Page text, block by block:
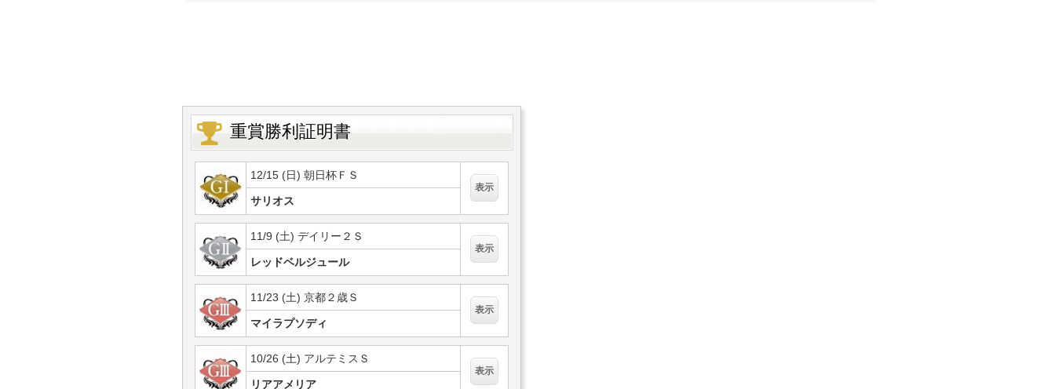
重賞勝利証明書
12/15 (日) 朝日杯ＦＳ
サリオス
11/9 (土) デイリー２Ｓ
レッドベルジュール
11/23 (土) 京都２歳Ｓ
マイラプソディ
10/26 (土) アルテミスＳ
リアアメリア